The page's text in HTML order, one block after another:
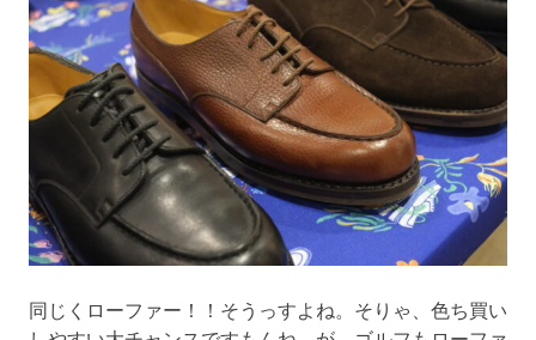
同じくローファー！！そうっすよね。そりゃ、色ち買い